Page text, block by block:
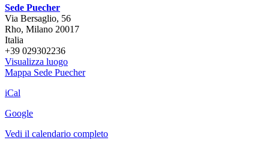
Sede Puecher
Via Bersaglio, 56
Rho, Milano 20017
Italia
+39 029302236
Visualizza luogo
Mappa Sede Puecher
iCal
Google
Vedi il calendario completo